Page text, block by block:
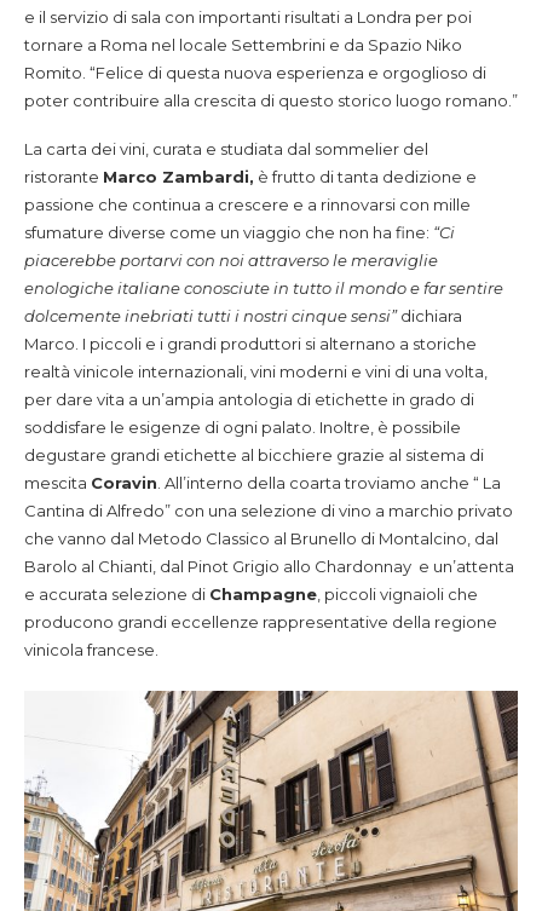
e il servizio di sala con importanti risultati a Londra per poi
tornare a Roma nel locale Settembrini e da Spazio Niko
Romito. “Felice di questa nuova esperienza e orgoglioso di
poter contribuire alla crescita di questo storico luogo romano.”
La carta dei vini, curata e studiata dal sommelier del
ristorante Marco Zambardi, è frutto di tanta dedizione e
passione che continua a crescere e a rinnovarsi con mille
sfumature diverse come un viaggio che non ha fine: “Ci
piacerebbe portarvi con noi attraverso le meraviglie
enologiche italiane conosciute in tutto il mondo e far sentire
dolcemente inebriati tutti i nostri cinque sensi”dichiara
Marco. I piccoli e i grandi produttori si alternano a storiche
realtà vinicole internazionali, vini moderni e vini di una volta,
per dare vita a un’ampia antologia di etichette in grado di
soddisfare le esigenze di ogni palato. Inoltre, è possibile
degustare grandi etichette al bicchiere grazie al sistema di
mescita Coravin . All’interno della coarta troviamo anche “ La
Cantina di Alfredo” con una selezione di vino a marchio privato
che vanno dal Metodo Classico al Brunello di Montalcino, dal
Barolo al Chianti, dal Pinot Grigio allo Chardonnay e un’attenta
e accurata selezione di Champagne , piccoli vignaioli che
producono grandi eccellenze rappresentative della regione
vinicola francese.